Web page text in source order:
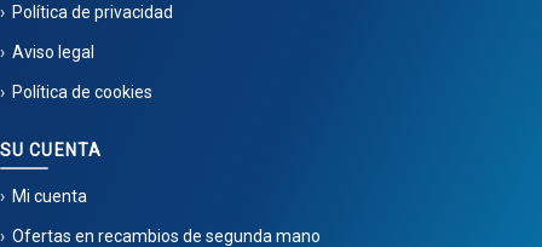
Política de privacidad
Aviso legal
Política de cookies
SU CUENTA
Mi cuenta
Ofertas en recambios de segunda mano